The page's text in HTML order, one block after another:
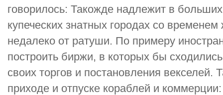
говорилось: Такожде надлежит в
купеческих знатных городах со
недалеко от ратуши. По примеру
построить биржи, в которых бы
своих торгов и постановления векселей.
приходе и отпуске кораблей и